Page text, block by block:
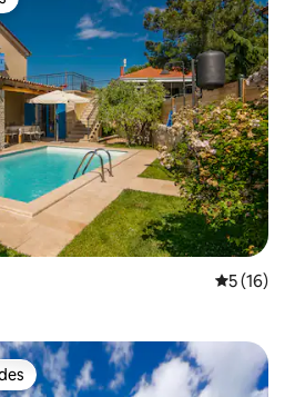
5 de uma
5 (16)
dos hóspedes